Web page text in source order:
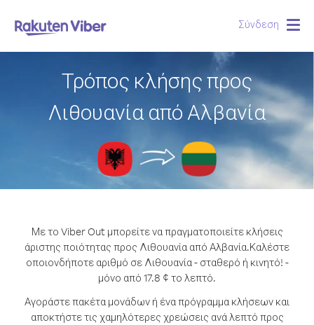
Σύνδεση
Τρόπος κλήσης προς
Λιθουανία από Αλβανία
Με το Viber Out μπορείτε να πραγματοποιείτε κλήσεις
άριστης ποιότητας προς Λιθουανία από Αλβανία.Καλέστε
οποιονδήποτε αριθμό σε Λιθουανία - σταθερό ή κινητό! -
μόνο από 17.8 ¢ το λεπτό.
Αγοράστε πακέτα μονάδων ή ένα πρόγραμμα κλήσεων και
αποκτήστε τις χαμηλότερες χρεώσεις ανά λεπτό προς